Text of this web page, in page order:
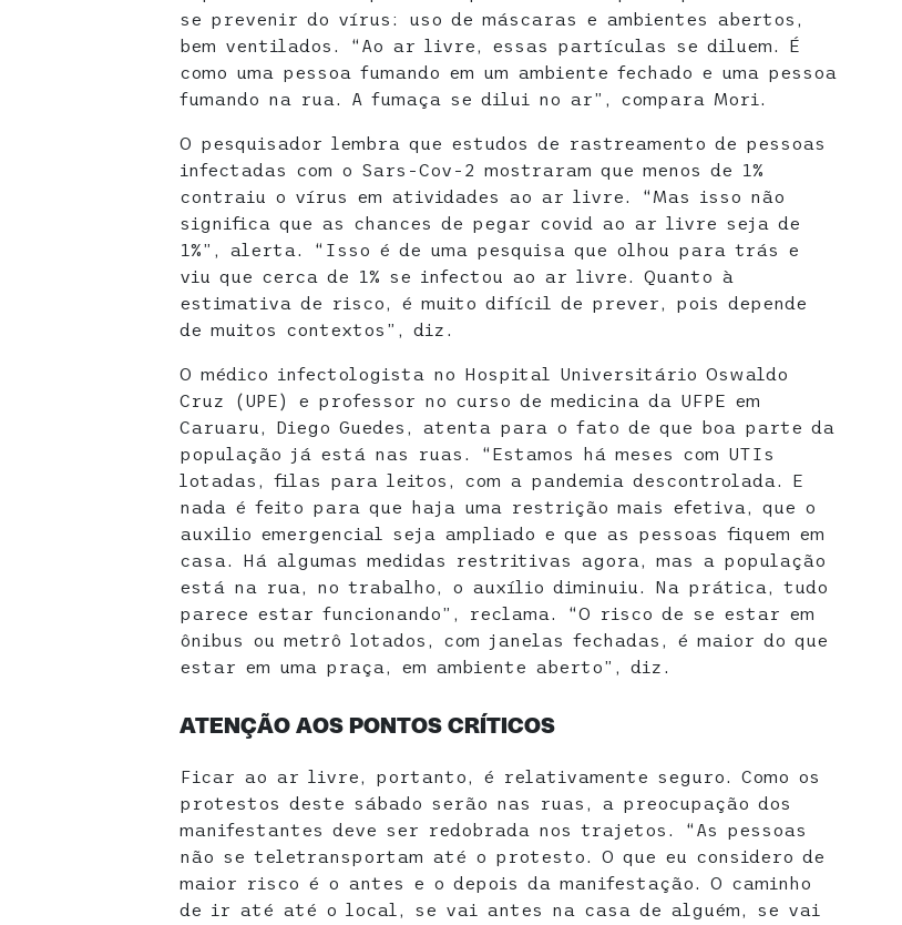
se prevenir do vírus: uso de máscaras e ambientes abertos,
bem ventilados. “Ao ar livre, essas partículas se diluem. É
como uma pessoa fumando em um ambiente fechado e uma pessoa
fumando na rua. A fumaça se dilui no ar”, compara Mori.
O pesquisador lembra que estudos de rastreamento de pessoas
infectadas com o Sars-Cov-2 mostraram que menos de 1%
contraiu o vírus em atividades ao ar livre. “Mas isso não
significa que as chances de pegar covid ao ar livre seja de
1%”, alerta. “Isso é de uma pesquisa que olhou para trás e
viu que cerca de 1% se infectou ao ar livre. Quanto à
estimativa de risco, é muito difícil de prever, pois depende
de muitos contextos”, diz.
O médico infectologista no Hospital Universitário Oswaldo
Cruz (UPE) e professor no curso de medicina da UFPE em
Caruaru, Diego Guedes, atenta para o fato de que boa parte da
população já está nas ruas. “Estamos há meses com UTIs
lotadas, filas para leitos, com a pandemia descontrolada. E
nada é feito para que haja uma restrição mais efetiva, que o
auxilio emergencial seja ampliado e que as pessoas fiquem em
casa. Há algumas medidas restritivas agora, mas a população
está na rua, no trabalho, o auxílio diminuiu. Na prática, tudo
parece estar funcionando”, reclama. “O risco de se estar em
ônibus ou metrô lotados, com janelas fechadas, é maior do que
estar em uma praça, em ambiente aberto”, diz.
ATENÇÃO AOS PONTOS CRÍTICOS
Ficar ao ar livre, portanto, é relativamente seguro. Como os
protestos deste sábado serão nas ruas, a preocupação dos
manifestantes deve ser redobrada nos trajetos. “As pessoas
não se teletransportam até o protesto. O que eu considero de
maior risco é o antes e o depois da manifestação. O caminho
de ir até até o local, se vai antes na casa de alguém, se vai